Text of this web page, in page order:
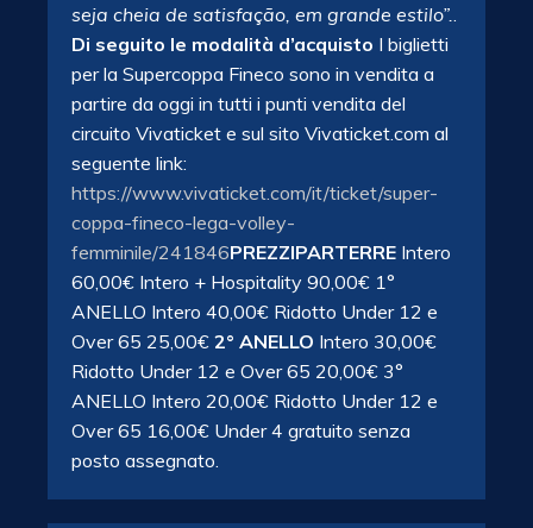
seja cheia de satisfação, em grande estilo”..
Di seguito le modalità d’acquisto I biglietti
per la Supercoppa Fineco sono in vendita a
partire da oggi in tutti i punti vendita del
circuito Vivaticket e sul sito Vivaticket.com al
seguente link:
https://www.vivaticket.com/it/ticket/super-
coppa-fineco-lega-volley-
femminile/241846PREZZIPARTERRE Intero
60,00€ Intero + Hospitality 90,00€ 1°
ANELLO Intero 40,00€ Ridotto Under 12 e
Over 65 25,00€ 2° ANELLO Intero 30,00€
Ridotto Under 12 e Over 65 20,00€ 3°
ANELLO Intero 20,00€ Ridotto Under 12 e
Over 65 16,00€ Under 4 gratuito senza
posto assegnato.